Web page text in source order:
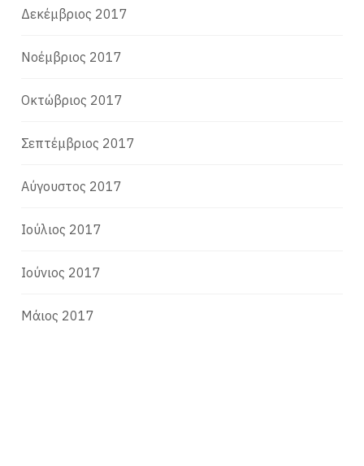
Δεκέμβριος 2017
Νοέμβριος 2017
Οκτώβριος 2017
Σεπτέμβριος 2017
Αύγουστος 2017
Ιούλιος 2017
Ιούνιος 2017
Μάιος 2017